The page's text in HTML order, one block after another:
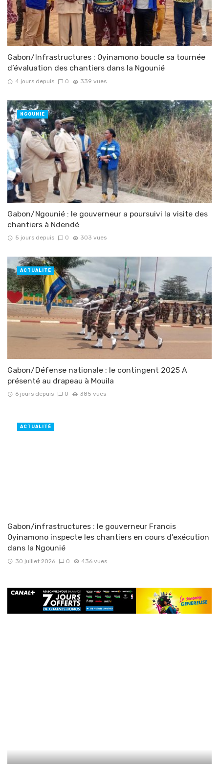
Gabon/Infrastructures : Oyinamono boucle sa tournée
d’évaluation des chantiers dans la Ngounié
4 jours depuis 0 339 vues
Gabon/Ngounié : le gouverneur a poursuivi la visite des
chantiers à Ndendé
5 jours depuis 0 303 vues
NGOUNIÉ
Gabon/Défense nationale : le contingent 2025 A
présenté au drapeau à Mouila
6 jours depuis 0 385 vues
ACTUALITÉ
Gabon/infrastructures : le gouverneur Francis
Oyinamono inspecte les chantiers en cours d’exécution
dans la Ngounié
30 juillet 2026 0 436 vues
ACTUALITÉ